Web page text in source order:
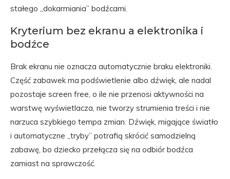
stałego „dokarmiania” bodźcami.
Kryterium bez ekranu a elektronika i
bodźce
Brak ekranu nie oznacza automatycznie braku elektroniki.
Część zabawek ma podświetlenie albo dźwięk, ale nadal
pozostaje screen free, o ile nie przenosi aktywności na
warstwę wyświetlacza, nie tworzy strumienia treści i nie
narzuca szybkiego tempa zmian. Dźwięk, migające światło
i automatyczne „tryby” potrafią skrócić samodzielną
zabawę, bo dziecko przełącza się na odbiór bodźca
zamiast na sprawczość.